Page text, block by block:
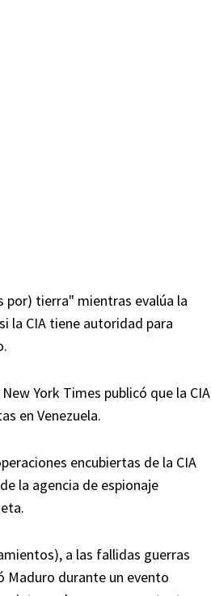
por) tierra" mientras evalúa la
la CIA tiene autoridad para
York Times publicó que la CIA
en Venezuela.
encubiertas de la CIA
la agencia de espionaje
a las fallidas guerras
Maduro durante un evento